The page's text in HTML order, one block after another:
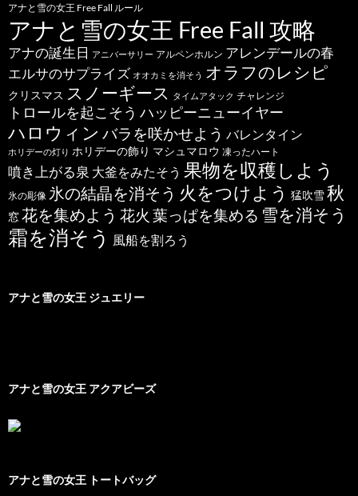
アナと雪の女王 Free Fall ルール
アナと雪の女王 Free Fall 攻略
アナの誕生日 アニバーサリー アルペンホルン アレンデールの春
エルサのサプライズ オオカミを消そう オラフのレシピ
クリスマス スノーギース タイムアタック チャレンジ
トロールを起こそう ハッピーニューイヤー
ハロウィン バラを咲かせよう バレンタイン
ホリデーの灯り ホリデーの飾り マシュマロウ 凍ったハート
噴き上がる泉 大釜をみたそう 果物を収穫しよう
氷の彫像 氷の結晶を消そう 火をつけよう 猛吹雪秋
窓花を集めよう 花火 葉っぱを集める 雪を消そう
霜を消そう 風船を割ろう
アナと雪の女王 ジュエリー
アナと雪の女王 アクアビーズ
アナと雪の女王 トートバッグ